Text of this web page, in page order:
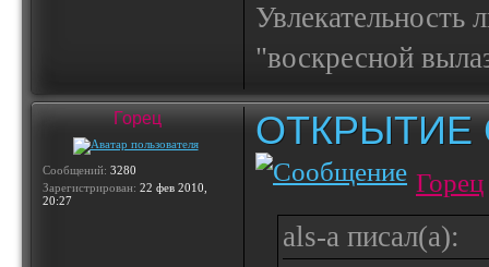
Увлекательность
"воскресной
Горец
Сообщений: 3280
Зарегистрирован: 22 фев 2010,
20:27
ОТКРЫТИЕ
Горец
als-a писал(а):